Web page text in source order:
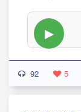
▶
92 5